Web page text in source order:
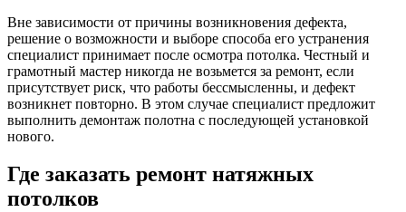
Вне зависимости от причины возникновения дефекта,
решение о возможности и выборе способа его устранения
специалист принимает после осмотра потолка. Честный и
грамотный мастер никогда не возьмется за ремонт, если
присутствует риск, что работы бессмысленны, и дефект
возникнет повторно. В этом случае специалист предложит
выполнить демонтаж полотна с последующей установкой
нового.
Где заказать ремонт натяжных
потолков